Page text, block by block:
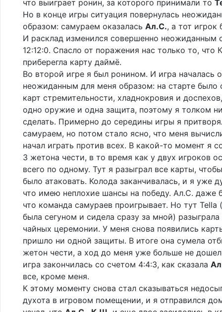
что выиграет ронин, за которого принимали то
Но в конце игры ситуация повернулась
образом: самураем оказалась Ал.С., а тот
И расклад изменился совершенно неожиданным
12:12:0. Спасло от поражения нас только то, что
приберегла карту даймё.
Во второй игре я был ронином. И игра началась
неожиданным для меня образом: на старте было
карт стремительности, хладнокровия и
одно оружие и одна защита, поэтому я толком
сделать. Примерно до середины игры я
самураем, но потом стало ясно, что меня
начал играть против всех. В какой-то момент я
3 жетона чести, в то время как у двух игроков
всего по одному. Тут я разыграл все карты,
было атаковать. Колода заканчивалась, и я уже
что имею неплохие шансы на победу. Ал.С. даже
что команда самураев проигрывает. Но тут Tella
была сегуном и сидела сразу за мной)
чайных церемонии. У меня снова появились
пришло ни одной защиты. В итоге она сумела
жетон чести, а ход до меня уже больше не
игра закончилась со счетом 4:4:3, как сказала
все, кроме меня.
К этому моменту снова стал сказываться
духота в игровом помещении, и я отправился